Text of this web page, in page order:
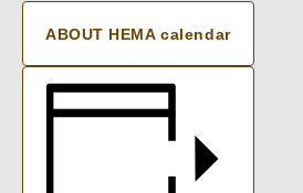
ABOUT HEMA calendar